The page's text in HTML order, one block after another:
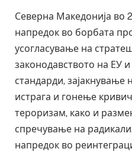
Северна Македонија во
напредок во борбата
усогласување на
законодавството на ЕУ
стандарди, зајакнување
истрага и гонење
тероризам, како и
спречување на
напредок во